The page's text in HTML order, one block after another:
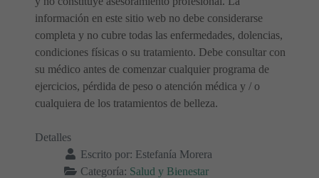
información en este sitio web no debe considerarse
completa y no cubre todas las enfermedades, dolencias,
condiciones físicas o su tratamiento. Debe consultar con
su médico antes de comenzar cualquier programa de
ejercicios, pérdida de peso o atención médica y / o
cualquiera de los tratamientos de belleza.
Detalles
Escrito por: Estefanía Morera
Categoría: Salud y Bienestar